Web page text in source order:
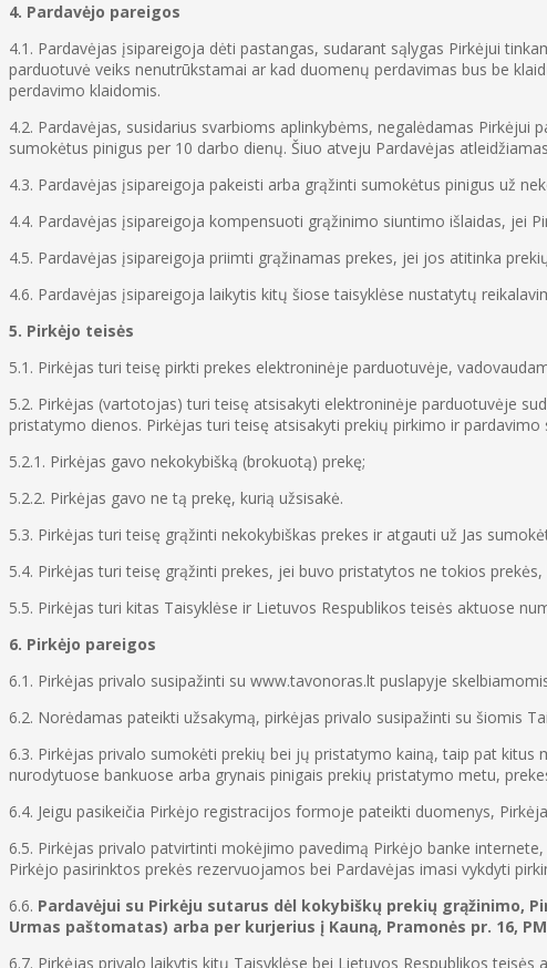
4. Pardavėjo pareigos
4.1. Pardavėjas įsipareigoja dėti pastangas, sudarant sąlygas Pirkėjui
parduotuvė veiks nenutrūkstamai ar kad duomenų perdavimas bus be
perdavimo klaidomis.
4.2. Pardavėjas, susidarius svarbioms aplinkybėms, negalėdamas
sumokėtus pinigus per 10 darbo dienų. Šiuo atveju Pardavėjas
4.3. Pardavėjas įsipareigoja pakeisti arba grąžinti sumokėtus pinigus už
4.4. Pardavėjas įsipareigoja kompensuoti grąžinimo siuntimo išlaidas, jei
4.5. Pardavėjas įsipareigoja priimti grąžinamas prekes, jei jos atitinka
4.6. Pardavėjas įsipareigoja laikytis kitų šiose taisyklėse nustatytų
5. Pirkėjo teisės
5.1. Pirkėjas turi teisę pirkti prekes elektroninėje parduotuvėje,
5.2. Pirkėjas (vartotojas) turi teisę atsisakyti elektroninėje parduotuvėje
pristatymo dienos. Pirkėjas turi teisę atsisakyti prekių pirkimo ir
5.2.1. Pirkėjas gavo nekokybišką (brokuotą) prekę;
5.2.2. Pirkėjas gavo ne tą prekę, kurią užsisakė.
5.3. Pirkėjas turi teisę grąžinti nekokybiškas prekes ir atgauti už Jas
5.4. Pirkėjas turi teisę grąžinti prekes, jei buvo pristatytos ne tokios
5.5. Pirkėjas turi kitas Taisyklėse ir Lietuvos Respublikos teisės aktuose
6. Pirkėjo pareigos
6.1. Pirkėjas privalo susipažinti su www.tavonoras.lt puslapyje
6.2. Norėdamas pateikti užsakymą, pirkėjas privalo susipažinti su šiomis
6.3. Pirkėjas privalo sumokėti prekių bei jų pristatymo kainą, taip pat
nurodytuose bankuose arba grynais pinigais prekių pristatymo metu,
6.4. Jeigu pasikeičia Pirkėjo registracijos formoje pateikti duomenys,
6.5. Pirkėjas privalo patvirtinti mokėjimo pavedimą Pirkėjo banke
Pirkėjo pasirinktos prekės rezervuojamos bei Pardavėjas imasi vykdyti
6.6. Pardavėjui su Pirkėju sutarus dėl kokybiškų prekių grąžinimo,
Urmas paštomatas) arba per kurjerius į Kauną, Pramonės pr. 16,
6.7. Pirkėjas privalo laikytis kitų Taisyklėse bei Lietuvos Respublikos